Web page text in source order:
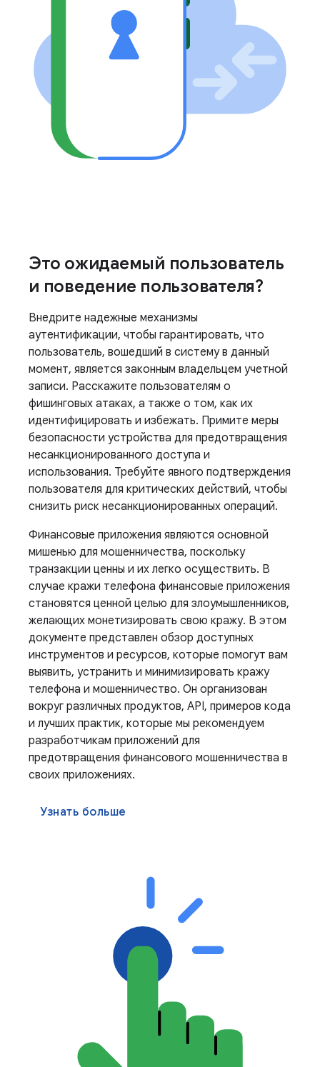
Это ожидаемый пользователь
и поведение пользователя?
Внедрите надежные механизмы
аутентификации, чтобы гарантировать, что
пользователь, вошедший в систему в данный
момент, является законным владельцем учетной
записи. Расскажите пользователям о
фишинговых атаках, а также о том, как их
идентифицировать и избежать. Примите меры
безопасности устройства для предотвращения
несанкционированного доступа и
использования. Требуйте явного подтверждения
пользователя для критических действий, чтобы
снизить риск несанкционированных операций.
Финансовые приложения являются основной
мишенью для мошенничества, поскольку
транзакции ценны и их легко осуществить. В
случае кражи телефона финансовые приложения
становятся ценной целью для злоумышленников,
желающих монетизировать свою кражу. В этом
документе представлен обзор доступных
инструментов и ресурсов, которые помогут вам
выявить, устранить и минимизировать кражу
телефона и мошенничество. Он организован
вокруг различных продуктов, API, примеров кода
и лучших практик, которые мы рекомендуем
разработчикам приложений для
предотвращения финансового мошенничества в
своих приложениях.
Узнать больше